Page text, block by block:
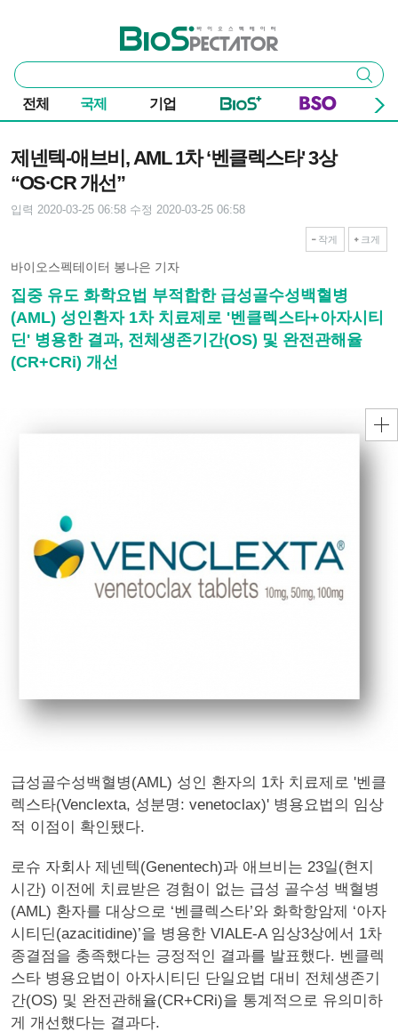
바이오스펙테이터
통
합
검
색
검색
전체 국제 기업
제넨텍-애브비, AML 1차 ‘벤클렉스타' 3상
“OS·CR 개선”
입력 2020-03-25 06:58 수정 2020-03-25 06:58
작게 크게
바이오스펙테이터 봉나은 기자
집중 유도 화학요법 부적합한 급성골수성백혈병
(AML) 성인환자 1차 치료제로 '벤클렉스타+아자시티
딘' 병용한 결과, 전체생존기간(OS) 및 완전관해율
(CR+CRi) 개선
급성골수성백혈병(AML) 성인 환자의 1차 치료제로 '벤클
렉스타(Venclexta, 성분명: venetoclax)' 병용요법의 임상
적 이점이 확인됐다.
로슈 자회사 제넨텍(Genentech)과 애브비는 23일(현지
시간) 이전에 치료받은 경험이 없는 급성 골수성 백혈병
(AML) 환자를 대상으로 ‘벤클렉스타’와 화학항암제 ‘아자
시티딘(azacitidine)’을 병용한 VIALE-A 임상3상에서 1차
종결점을 충족했다는 긍정적인 결과를 발표했다. 벤클렉
스타 병용요법이 아자시티딘 단일요법 대비 전체생존기
간(OS) 및 완전관해율(CR+CRi)을 통계적으로 유의미하
게 개선했다는 결과다.